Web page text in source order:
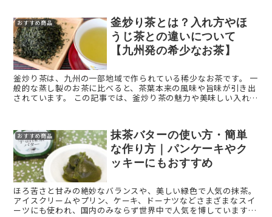
おすすめ商品
釜炒り茶とは？入れ方やほ
うじ茶との違いについて
【九州発の希少なお茶】
釜炒り茶は、九州の一部地域で作られている稀少なお茶です。 一
般的な蒸し製のお茶に比べると、茶葉本来の風味や旨味が引き出
されています。 この記事では、釜炒り茶の魅力や美味しい入れ方
おすすめ商品
抹茶バターの使い方・簡単
な作り方｜パンケーキやク
ッキーにもおすすめ
ほろ苦さと甘みの絶妙なバランスや、美しい緑色で人気の抹茶。
アイスクリームやプリン、ケーキ、ドーナツなどさまざまなスイ
ーツにも使われ、国内のみならず世界中で人気を博しています。